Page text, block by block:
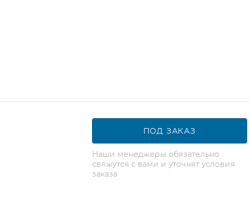
ПОД ЗАКАЗ
Наши менеджеры обязательно
свяжутся с вами и уточнят условия
заказа